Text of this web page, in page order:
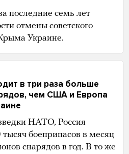
последние семь лет
отмены советского
Украине.
в три раза больше
чем США и Европа
НАТО, Россия
боеприпасов в месяц
снарядов в год. В то же